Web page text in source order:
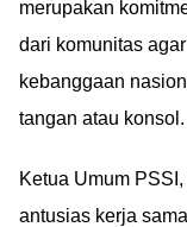
merupakan
dari komunitas
kebanggaan
tangan atau konsol.
Ketua Umum
antusias kerja